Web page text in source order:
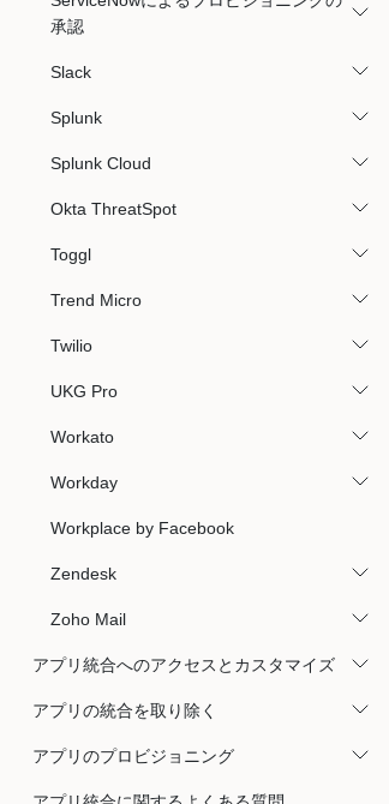
承認
Slack
Splunk
Splunk Cloud
Okta ThreatSpot
Toggl
Trend Micro
Twilio
UKG Pro
Workato
Workday
Workplace by Facebook
Zendesk
Zoho Mail
アプリ統合へのアクセスとカスタマイズ
アプリの統合を取り除く
アプリのプロビジョニング